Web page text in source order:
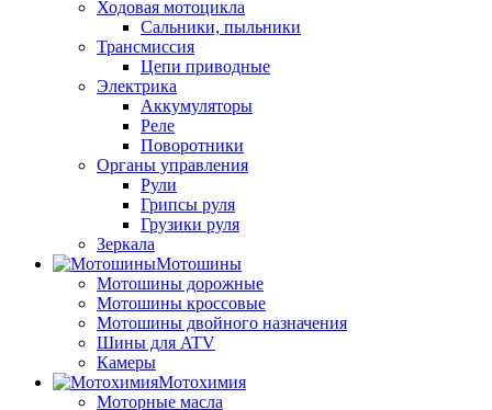
Ходовая мотоцикла
Сальники, пыльники
Трансмиссия
Цепи приводные
Электрика
Аккумуляторы
Реле
Поворотники
Органы управления
Рули
Грипсы руля
Грузики руля
Зеркала
Мотошины
Мотошины дорожные
Мотошины кроссовые
Мотошины двойного назначения
Шины для ATV
Камеры
Мотохимия
Моторные масла